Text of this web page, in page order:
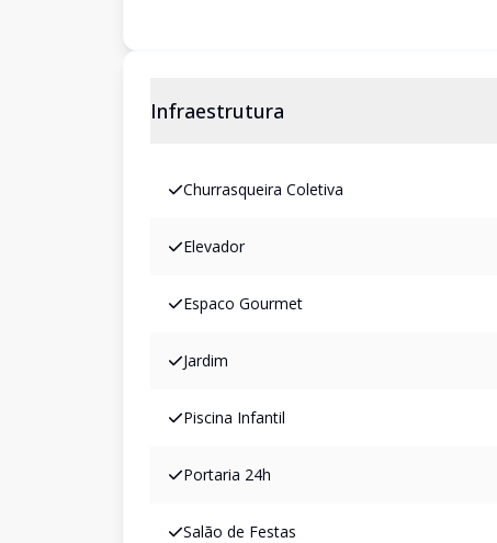
Infraestrutura
Churrasqueira Coletiva
Elevador
Espaco Gourmet
Jardim
Piscina Infantil
Portaria 24h
Salão de Festas